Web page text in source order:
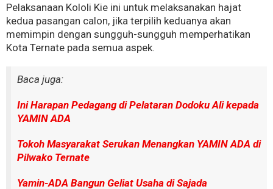
Pelaksanaan Kololi Kie ini untuk melaksanakan hajat
kedua pasangan calon, jika terpilih keduanya akan
memimpin dengan sungguh-sungguh memperhatikan
Kota Ternate pada semua aspek.
Baca juga:
Ini Harapan Pedagang di Pelataran Dodoku Ali kepada
YAMIN ADA
Tokoh Masyarakat Serukan Menangkan YAMIN ADA di
Pilwako Ternate
Yamin-ADA Bangun Geliat Usaha di Sajada